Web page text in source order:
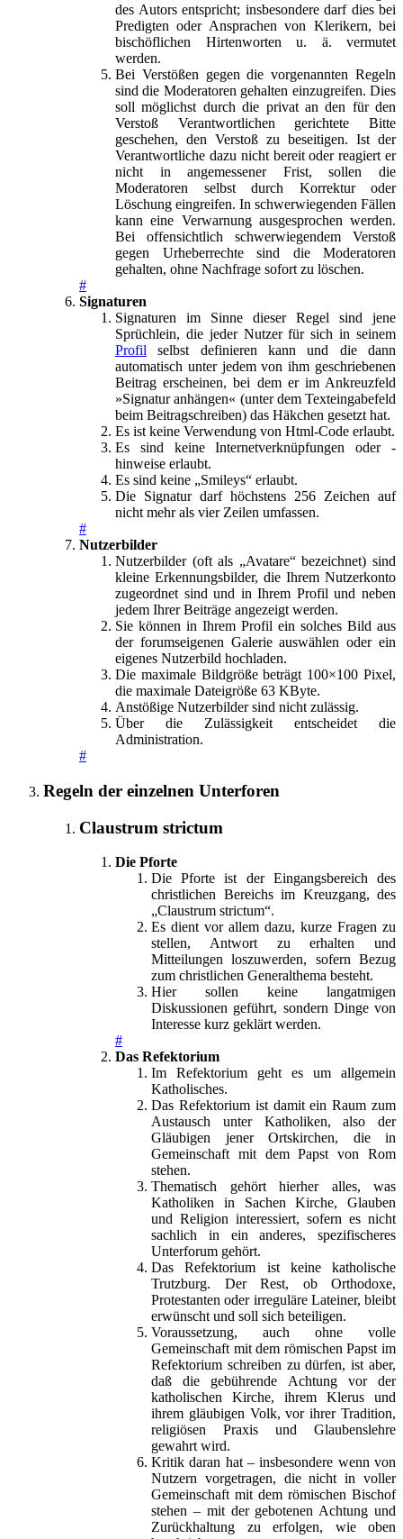
des Autors entspricht; insbesondere darf dies bei
Predigten oder Ansprachen von Klerikern, bei
bischöflichen Hirtenworten u. ä. vermutet
werden.
Bei Verstößen gegen die vorgenannten Regeln
sind die Moderatoren gehalten einzugreifen. Dies
soll möglichst durch die privat an den für den
Verstoß Verantwortlichen gerichtete Bitte
geschehen, den Verstoß zu beseitigen. Ist der
Verantwortliche dazu nicht bereit oder reagiert er
nicht in angemessener Frist, sollen die
Moderatoren selbst durch Korrektur oder
Löschung eingreifen. In schwerwiegenden Fällen
kann eine Verwarnung ausgesprochen werden.
Bei offensichtlich schwerwiegendem Verstoß
gegen Urheberrechte sind die Moderatoren
gehalten, ohne Nachfrage sofort zu löschen.
#
Signaturen
Signaturen im Sinne dieser Regel sind jene
Sprüchlein, die jeder Nutzer für sich in seinem
Profil selbst definieren kann und die dann
automatisch unter jedem von ihm geschriebenen
Beitrag erscheinen, bei dem er im Ankreuzfeld
»Signatur anhängen« (unter dem Texteingabefeld
beim Beitragschreiben) das Häkchen gesetzt hat.
Es ist keine Verwendung von Html-Code erlaubt.
Es sind keine Internetverknüpfungen oder -
hinweise erlaubt.
Es sind keine „Smileys“ erlaubt.
Die Signatur darf höchstens 256 Zeichen auf
nicht mehr als vier Zeilen umfassen.
#
Nutzerbilder
Nutzerbilder (oft als „Avatare“ bezeichnet) sind
kleine Erkennungsbilder, die Ihrem Nutzerkonto
zugeordnet sind und in Ihrem Profil und neben
jedem Ihrer Beiträge angezeigt werden.
Sie können in Ihrem Profil ein solches Bild aus
der forumseigenen Galerie auswählen oder ein
eigenes Nutzerbild hochladen.
Die maximale Bildgröße beträgt 100×100 Pixel,
die maximale Dateigröße 63 KByte.
Anstößige Nutzerbilder sind nicht zulässig.
Über die Zulässigkeit entscheidet die
Administration.
#
Regeln der einzelnen Unterforen
Claustrum strictum
Die Pforte
Die Pforte ist der Eingangsbereich des
christlichen Bereichs im Kreuzgang, des
„Claustrum strictum“.
Es dient vor allem dazu, kurze Fragen zu
stellen, Antwort zu erhalten und
Mitteilungen loszuwerden, sofern Bezug
zum christlichen Generalthema besteht.
Hier sollen keine langatmigen
Diskussionen geführt, sondern Dinge von
Interesse kurz geklärt werden.
#
Das Refektorium
Im Refektorium geht es um allgemein
Katholisches.
Das Refektorium ist damit ein Raum zum
Austausch unter Katholiken, also der
Gläubigen jener Ortskirchen, die in
Gemeinschaft mit dem Papst von Rom
stehen.
Thematisch gehört hierher alles, was
Katholiken in Sachen Kirche, Glauben
und Religion interessiert, sofern es nicht
sachlich in ein anderes, spezifischeres
Unterforum gehört.
Das Refektorium ist keine katholische
Trutzburg. Der Rest, ob Orthodoxe,
Protestanten oder irreguläre Lateiner, bleibt
erwünscht und soll sich beteiligen.
Voraussetzung, auch ohne volle
Gemeinschaft mit dem römischen Papst im
Refektorium schreiben zu dürfen, ist aber,
daß die gebührende Achtung vor der
katholischen Kirche, ihrem Klerus und
ihrem gläubigen Volk, vor ihrer Tradition,
religiösen Praxis und Glaubenslehre
gewahrt wird.
Kritik daran hat – insbesondere wenn von
Nutzern vorgetragen, die nicht in voller
Gemeinschaft mit dem römischen Bischof
stehen – mit der gebotenen Achtung und
Zurückhaltung zu erfolgen, wie oben